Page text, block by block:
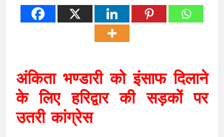
अंकिता भण्डारी को इंसाफ दिलाने
के लिए हरिद्वार की सड़कों पर
उतरी कांग्रेस